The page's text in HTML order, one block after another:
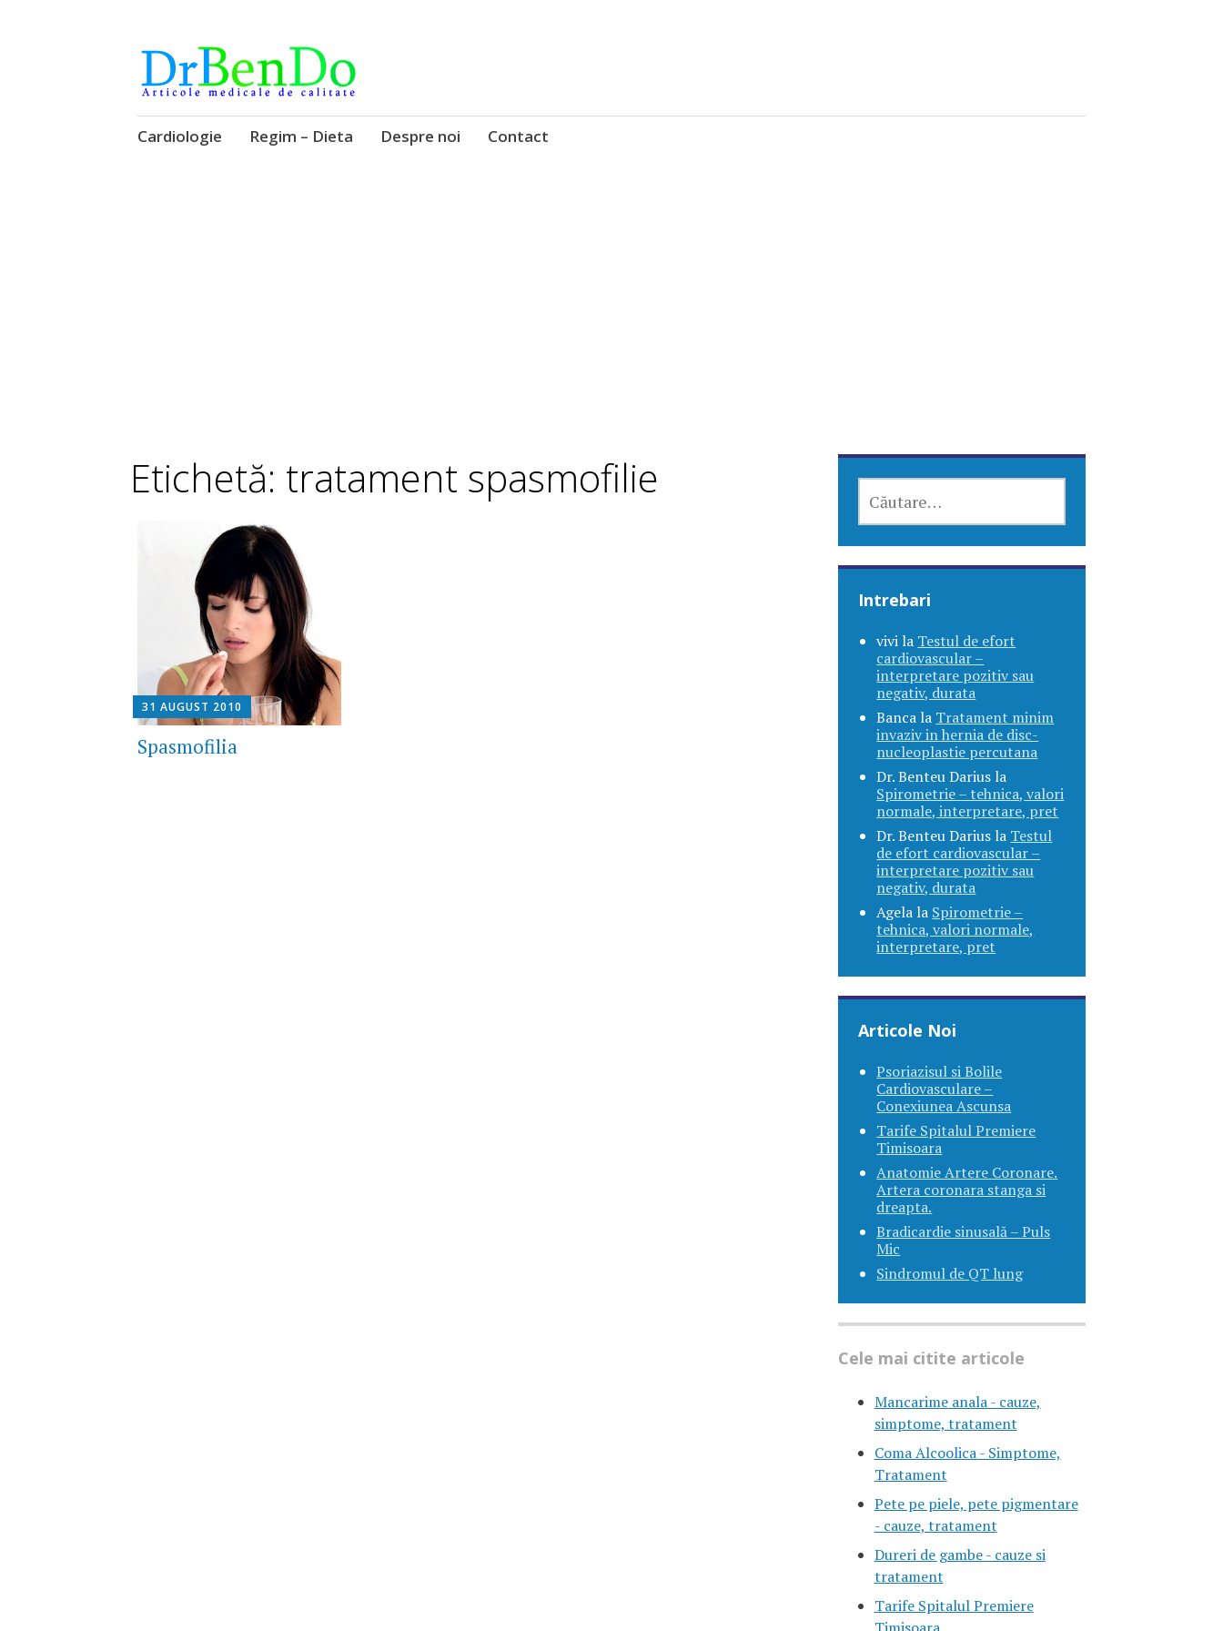
DrBendo.ro
Alimentatia sa iti fie medicatia
Sari
Cardiologie Regim – Dieta Despre noi Contact
Etichetă: tratament spasmofilie
31 AUGUST 2010
Spasmofilia
DUPĂ:
Intrebari
vivi la Testul de efort
cardiovascular –
interpretare pozitiv sau
negativ, durata
Banca la Tratament minim
invaziv in hernia de disc-
nucleoplastie percutana
Dr. Benteu Darius la
Spirometrie – tehnica, valori
normale, interpretare, pret
Dr. Benteu Darius la Testul
de efort cardiovascular –
interpretare pozitiv sau
negativ, durata
Agela la Spirometrie –
tehnica, valori normale,
interpretare, pret
Articole Noi
Psoriazisul si Bolile
Cardiovasculare –
Conexiunea Ascunsa
Tarife Spitalul Premiere
Timisoara
Anatomie Artere Coronare.
Artera coronara stanga si
dreapta.
Bradicardie sinusală – Puls
Mic
Sindromul de QT lung
Cele mai citite articole
Mancarime anala - cauze,
simptome, tratament
Coma Alcoolica - Simptome,
Tratament
Pete pe piele, pete pigmentare
- cauze, tratament
Dureri de gambe - cauze si
tratament
Tarife Spitalul Premiere
Timisoara